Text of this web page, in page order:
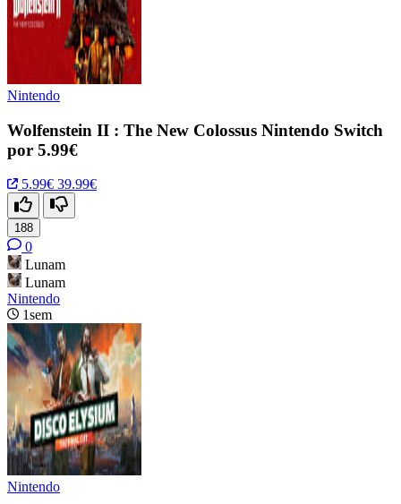
Nintendo
Wolfenstein II : The New Colossus Nintendo Switch
por 5.99€
5.99€ 39.99€
188
0
Lunam
Lunam
Nintendo
1sem
Nintendo